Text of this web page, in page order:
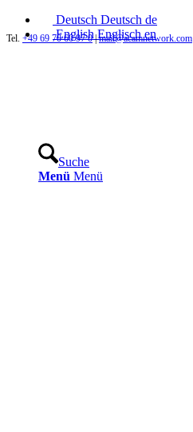
Deutsch Deutsch de
English Englisch en
Tel. +49 69 70 60 97 0|mail@acamnetwork.com
Suche
Menü Menü